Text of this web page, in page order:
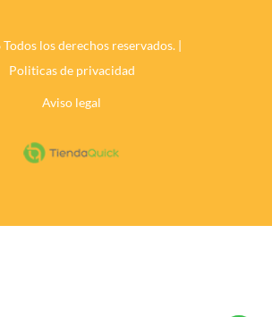
los derechos reservados. |
Politicas de privacidad
Aviso legal